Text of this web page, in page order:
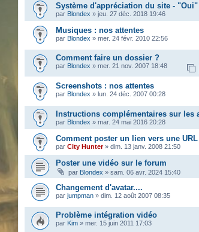
Système d'appréciation du site -
par Blondex » jeu. 27 déc. 2018 19:46
Musiques : nos attentes
par Blondex » mer. 24 févr. 2010 22:56
Comment faire un dossier ?
par Blondex » mer. 21 nov. 2007 18:48
Screenshots : nos attentes
par Blondex » lun. 24 déc. 2007 00:28
Instructions complémentaires sur les
par Blondex » mar. 24 mai 2016 20:28
Comment poster un lien vers une
par City Hunter» dim. 13 janv. 2008 21:50
Poster une vidéo sur le forum
par Blondex » sam. 06 avr. 2024 15:40
Changement d'avatar....
par jumpman » dim. 12 août 2007 08:35
Problème intégration vidéo
par Kim » mer. 15 juin 2011 17:03